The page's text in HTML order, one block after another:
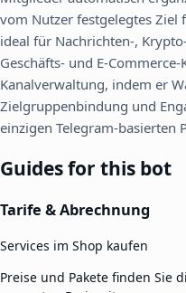
vom Nutzer festgelegtes Ziel
ideal für Nachrichten-,
Geschäfts- und E-
Kanalverwaltung, indem er
Zielgruppenbindung und
einzigen Telegram-basierten
Guides for this bot
Tarife & Abrechnung
Services im Shop kaufen
Preise und Pakete finden Sie